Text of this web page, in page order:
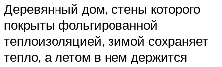
Деревянный дом, стены которого
покрыты фольгированной
теплоизоляцией, зимой сохраняет
тепло, а летом в нем держится